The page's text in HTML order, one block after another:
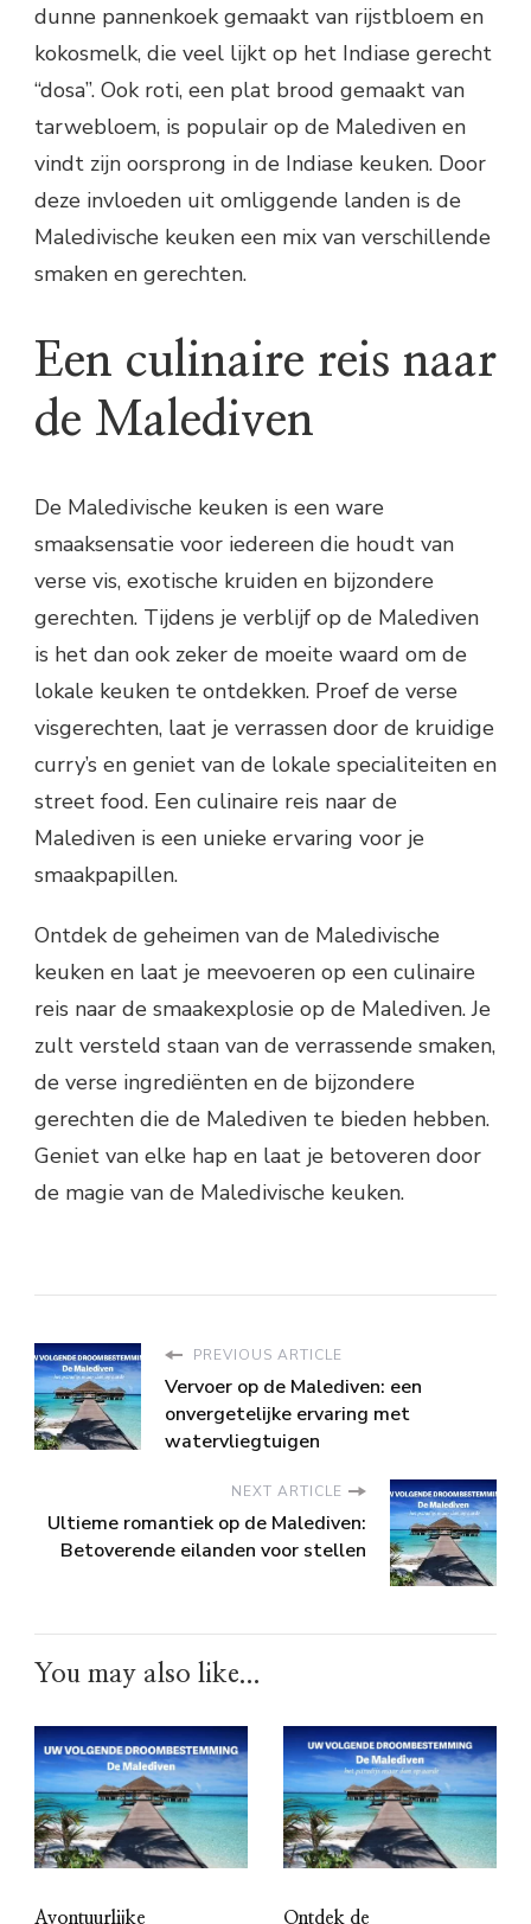
dunne pannenkoek gemaakt van rijstbloem en
kokosmelk, die veel lijkt op het Indiase gerecht
“dosa”. Ook roti, een plat brood gemaakt van
tarwebloem, is populair op de Malediven en
vindt zijn oorsprong in de Indiase keuken. Door
deze invloeden uit omliggende landen is de
Maledivische keuken een mix van verschillende
smaken en gerechten.
Een culinaire reis naar
de Malediven
De Maledivische keuken is een ware
smaaksensatie voor iedereen die houdt van
verse vis, exotische kruiden en bijzondere
gerechten. Tijdens je verblijf op de Malediven
is het dan ook zeker de moeite waard om de
lokale keuken te ontdekken. Proef de verse
visgerechten, laat je verrassen door de kruidige
curry’s en geniet van de lokale specialiteiten en
street food. Een culinaire reis naar de
Malediven is een unieke ervaring voor je
smaakpapillen.
Ontdek de geheimen van de Maledivische
keuken en laat je meevoeren op een culinaire
reis naar de smaakexplosie op de Malediven. Je
zult versteld staan van de verrassende smaken,
de verse ingrediënten en de bijzondere
gerechten die de Malediven te bieden hebben.
Geniet van elke hap en laat je betoveren door
de magie van de Maledivische keuken.
PREVIOUS ARTICLE
Vervoer op de Malediven: een
onvergetelijke ervaring met
watervliegtuigen
NEXT ARTICLE
Ultieme romantiek op de Malediven:
Betoverende eilanden voor stellen
You may also like...
Avontuurlijke Ontdek de